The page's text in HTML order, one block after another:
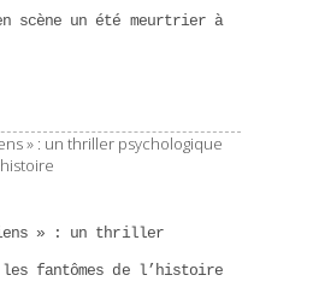
scène un été meurtrier à
» : un thriller
les fantômes de l’histoire